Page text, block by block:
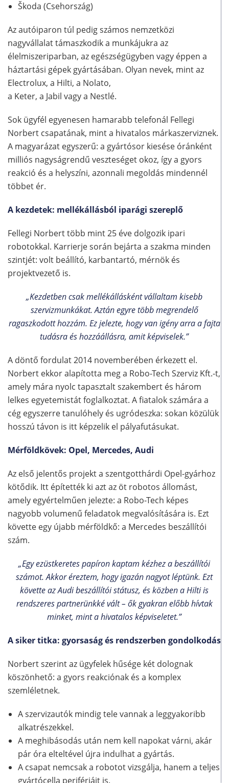
Škoda (Csehország)
Az autóiparon túl pedig számos nemzetközi
nagyvállalat támaszkodik a munkájukra az
élelmiszeriparban, az egészségügyben vagy éppen a
háztartási gépek gyártásában. Olyan nevek, mint az
Electrolux, a Hilti, a Nolato,
a Keter, a Jabil vagy a Nestlé.
Sok ügyfél egyenesen hamarabb telefonál Fellegi
Norbert csapatának, mint a hivatalos márkaszerviznek.
A magyarázat egyszerű: a gyártósor kiesése óránként
milliós nagyságrendű veszteséget okoz, így a gyors
reakció és a helyszíni, azonnali megoldás mindennél
többet ér.
A kezdetek: mellékállásból iparági szereplő
Fellegi Norbert több mint 25 éve dolgozik ipari
robotokkal. Karrierje során bejárta a szakma minden
szintjét: volt beállító, karbantartó, mérnök és
projektvezető is.
„Kezdetben csak mellékállásként vállaltam kisebb
szervizmunkákat. Aztán egyre több megrendelő
ragaszkodott hozzám. Ez jelezte, hogy van igény arra a fajta
tudásra és hozzáállásra, amit képviselek.”
A döntő fordulat 2014 novemberében érkezett el.
Norbert ekkor alapította meg a Robo-Tech Szerviz Kft.-t,
amely mára nyolc tapasztalt szakembert és három
lelkes egyetemistát foglalkoztat. A fiatalok számára a
cég egyszerre tanulóhely és ugródeszka: sokan közülük
hosszú távon is itt képzelik el pályafutásukat.
Mérföldkövek: Opel, Mercedes, Audi
Az első jelentős projekt a szentgotthárdi Opel-gyárhoz
kötődik. Itt építették ki azt az öt robotos állomást,
amely egyértelműen jelezte: a Robo-Tech képes
nagyobb volumenű feladatok megvalósítására is. Ezt
követte egy újabb mérföldkő: a Mercedes beszállítói
szám.
„Egy ezüstkeretes papíron kaptam kézhez a beszállítói
számot. Akkor éreztem, hogy igazán nagyot léptünk. Ezt
követte az Audi beszállítói státusz, és közben a Hilti is
rendszeres partnerünkké vált – ők gyakran előbb hívtak
minket, mint a hivatalos képviseletet.”
A siker titka: gyorsaság és rendszerben gondolkodás
Norbert szerint az ügyfelek hűsége két dolognak
köszönhető: a gyors reakciónak és a komplex
szemléletnek.
A szervizautók mindig tele vannak a leggyakoribb
alkatrészekkel.
A meghibásodás után nem kell napokat várni, akár
pár óra elteltével újra indulhat a gyártás.
A csapat nemcsak a robotot vizsgálja, hanem a teljes
gyártócella perifériáit is.